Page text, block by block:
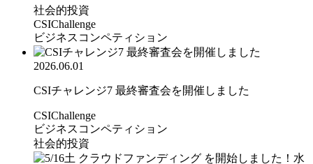
社会的投資
CSIChallenge
ビジネスコンペティション
2026.06.01
CSIチャレンジ7 最終審査会を開催しました
CSIChallenge
ビジネスコンペティション
社会的投資